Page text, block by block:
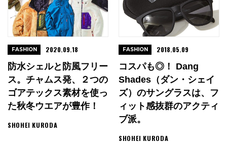
防水シェルと防風フリー
ス。チャムス発、２つの
ゴアテックス素材を使っ
た秋冬ウエアが豊作！
SHOHEI KURODA
FASHION 2020.09.18
コスパも◎！ Dang
Shades（ダン・シェイ
ズ）のサングラスは、フ
ィット感抜群のアクティ
ブ派。
SHOHEI KURODA
FASHION 2018.05.09